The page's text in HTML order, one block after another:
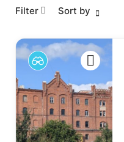
Filter Sort by